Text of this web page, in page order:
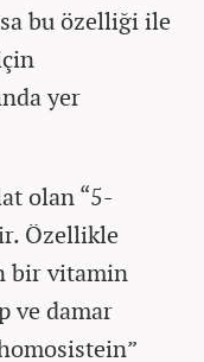
bu özelliği ile
yer
olan “5-
Özellikle
bir vitamin
ve damar